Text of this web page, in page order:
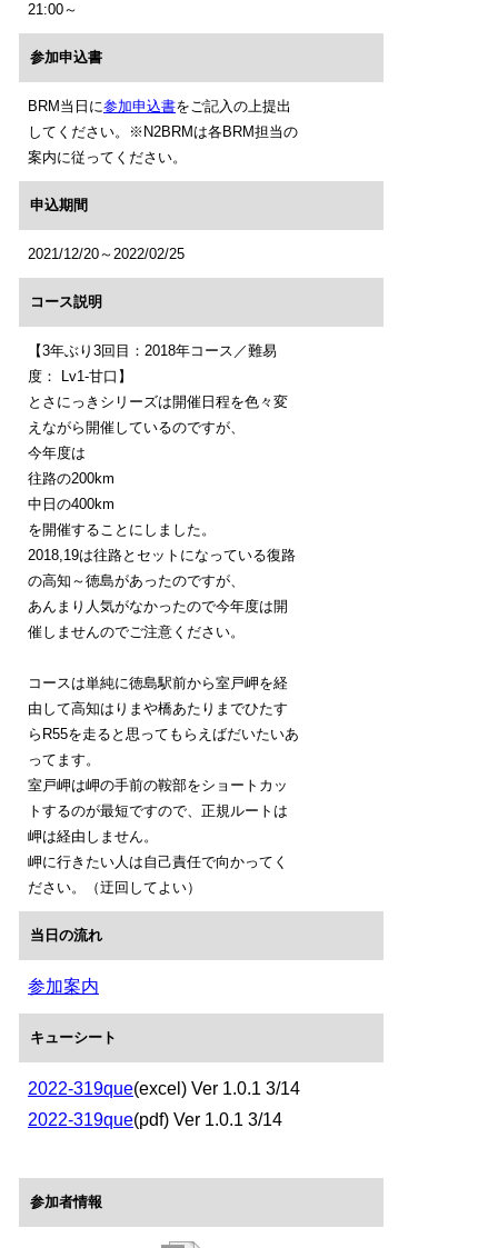
21:00～
参加申込書
BRM当日に参加申込書をご記入の上提出
してください。※N2BRMは各BRM担当の
案内に従ってください。
申込期間
2021/12/20～2022/02/25
コース説明
【3年ぶり3回目：2018年コース／難易
度： Lv1-甘口】
とさにっきシリーズは開催日程を色々変
えながら開催しているのですが、
今年度は
往路の200km
中日の400km
を開催することにしました。
2018,19は往路とセットになっている復路
の高知～徳島があったのですが、
あんまり人気がなかったので今年度は開
催しませんのでご注意ください。
コースは単純に徳島駅前から室戸岬を経
由して高知はりまや橋あたりまでひたす
らR55を走ると思ってもらえばだいたいあ
ってます。
室戸岬は岬の手前の鞍部をショートカッ
トするのが最短ですので、正規ルートは
岬は経由しません。
岬に行きたい人は自己責任で向かってく
ださい。（迂回してよい）
当日の流れ
参加案内
キューシート
2022-319que(excel) Ver 1.0.1 3/14
2022-319que(pdf) Ver 1.0.1 3/14
参加者情報